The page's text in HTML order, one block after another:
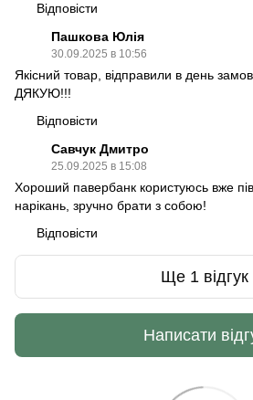
Відповісти
Пашкова Юлія
30.09.2025 в 10:56
Якісний товар, відправили в день
ДЯКУЮ!!!
Відповісти
Савчук Дмитро
25.09.2025 в 15:08
Хороший павербанк користуюсь вже
нарікань, зручно брати з собою!
Відповісти
Ще 1 відгук
Написати